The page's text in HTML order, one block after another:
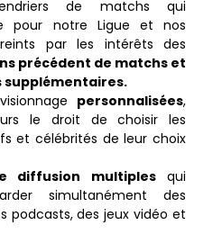
de matchs qui
pour notre Ligue et nos
par les intérêts des
précédent de matchs et
supplémentaires.
personnalisées,
le droit de choisir les
et célébrités de leur choix
diffusion multiplesqui
simultanément des
podcasts, des jeux vidéo et